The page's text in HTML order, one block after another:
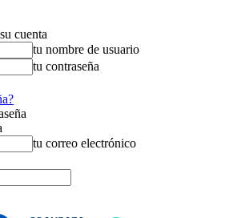
cuenta
tu nombre de usuario
tu contraseña
tu correo electrónico